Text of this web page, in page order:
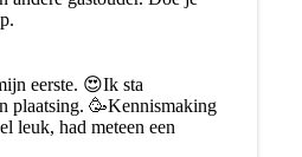
eerste. 😍Ik sta
plaatsing. 🥳Kennismaking
leuk, had meteen een